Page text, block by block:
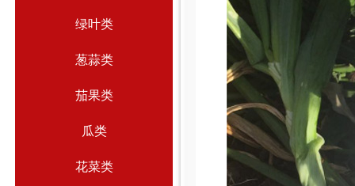
绿叶类
葱蒜类
茄果类
瓜类
花菜类